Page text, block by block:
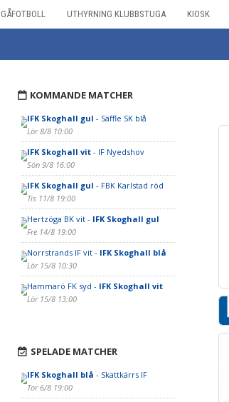
GÅFOTBOLL UTHYRNING KLUBBSTUGA KIOSK
KOMMANDE MATCHER
IFK Skoghall gul - Säffle SK blå
Lör 8/8 10:00
IFK Skoghall vit- IF Nyedshov
Sön 9/8 16:00
IFK Skoghall gul - FBK Karlstad röd
Tis 11/8 19:00
Hertzöga BK vit - IFK Skoghall gul
Fre 14/8 19:00
Norrstrands IF vit - IFK Skoghall blå
Lör 15/8 10:30
Hammarö FK syd - IFK Skoghall vit
Lör 15/8 13:00
SPELADE MATCHER
IFK Skoghall blå - Skattkärrs IF
Tor 6/8 19:00